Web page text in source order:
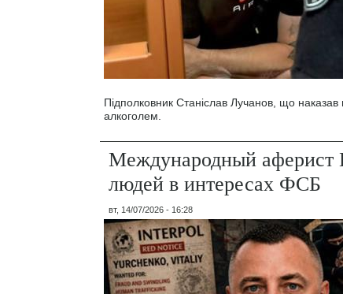
Підполковник Станіслав Лучанов, що наказав
алкоголем.
Международный аферист
людей в интересах ФСБ
вт, 14/07/2026 - 16:28